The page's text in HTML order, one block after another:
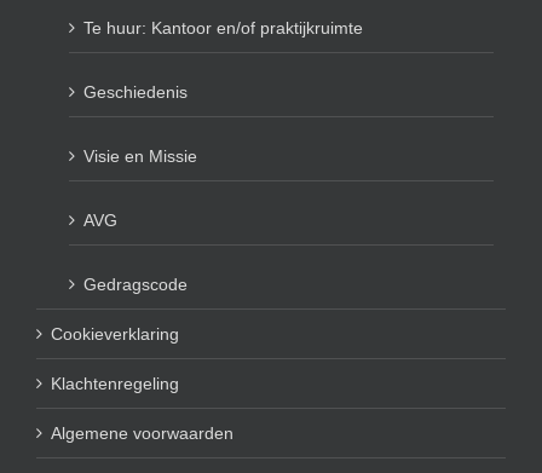
Te huur: Kantoor en/of praktijkruimte
Geschiedenis
Visie en Missie
AVG
Gedragscode
Cookieverklaring
Klachtenregeling
Algemene voorwaarden